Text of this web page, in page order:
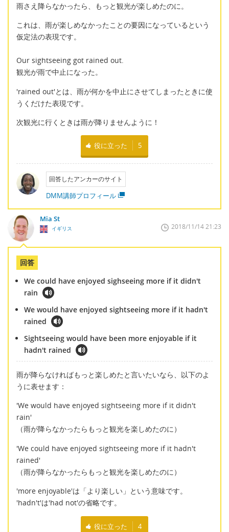
雨さえ降らなかったら、もっと観光が楽しめたのに。
これは、雨が楽しめなかったことの要因になっているという
仮定法の表現です。
Our sightseeing got rained out.
観光が雨で中止になった。
'rained out'とは、雨が何かを中止にさせてしまったときに使
うくだけた表現です。
次観光に行くときは雨が降りませんように！
役に立った 5
回答したアンカーのサイト
DMM講師プロフィール
Mia St
イギリス 2018/11/14 21:23
回答
We could have enjoyed sighseeing more if it didn't
rain
We would have enjoyed sightseeing more if it hadn't
rained
Sightseeing would have been more enjoyable if it
hadn't rained
雨が降らなければもっと楽しめたと言いたいなら、以下のよ
うに表せます：
'We would have enjoyed sightseeing more if it didn't
rain'
（雨が降らなかったらもっと観光を楽しめたのに）
'We could have enjoyed sightseeing more if it hadn't
rained'
（雨が降らなかったらもっと観光を楽しめたのに）
'more enjoyable'は「より楽しい」という意味です。
'hadn't'は'had not'の省略です。
役に立った 4